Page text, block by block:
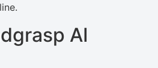
AI